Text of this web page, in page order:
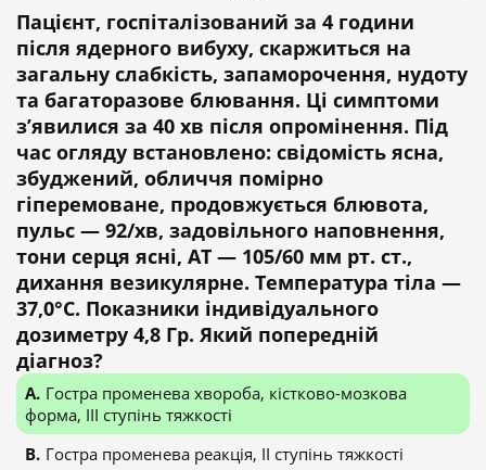
Пацієнт, госпіталізований за 4 години
після ядерного вибуху, скаржиться на
загальну слабкість, запаморочення, нудоту
та багаторазове блювання. Ці симптоми
з’явилися за 40 хв після опромінення. Під
час огляду встановлено: свідомість ясна,
збуджений, обличчя помірно
гіперемоване, продовжується блювота,
пульс — 92/хв, задовільного наповнення,
тони серця ясні, АТ — 105/60 мм рт. ст.,
дихання везикулярне. Температура тіла —
37,0°С. Показники індивідуального
дозиметру 4,8 Гр. Який попередній
діагноз?
Гостра променева хвороба, кістково-мозкова
форма, III ступінь тяжкості
Гостра променева реакція, II ступінь тяжкості